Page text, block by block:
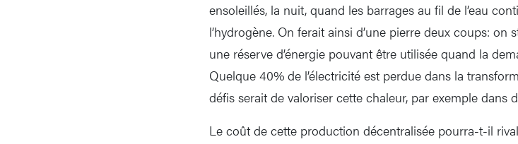
ensoleillés, la nuit, quand les barrages au fil de l’eau
l’hydrogène. On ferait ainsi d’une pierre deux coups:
une réserve d’énergie pouvant être utilisée quand la
Quelque 40% de l’électricité est perdue dans la
défis serait de valoriser cette chaleur, par exemple dans
Le coût de cette production décentralisée pourra-t-il